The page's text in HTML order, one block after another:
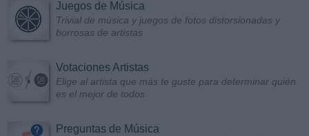
Juegos de Música
Trivial de música y juegos de fotos distorsionadas y
borrosas de artistas
Votaciones Artistas
Elige al artista que más te guste para determinar quién
es el mejor de todos
Preguntas de Música